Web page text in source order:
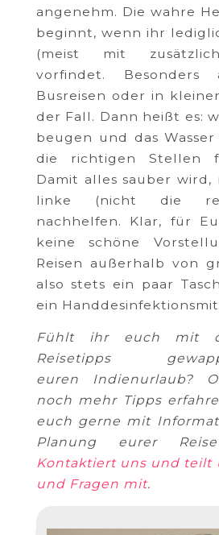
angenehm. Die wahre
beginnt, wenn ihr
(meist mit
vorfindet. Besonders
Busreisen oder in
der Fall. Dann heißt es:
beugen und das
die richtigen Stellen
Damit alles sauber wird,
linke (nicht die
nachhelfen. Klar, für
keine schöne
Reisen außerhalb von
also stets ein paar
ein
Fühlt ihr euch mit
Reisetipps
euren Indienurlaub?
noch mehr Tipps
euch gerne mit
Planung eurer
Kontaktiert uns und teilt
und Fragen mit.